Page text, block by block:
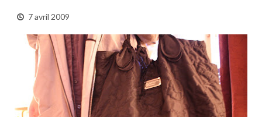
7 avril 2009